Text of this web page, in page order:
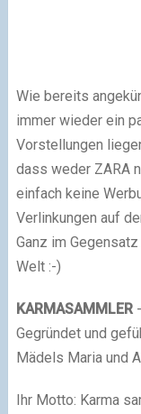
Wie bereits
immer wieder ein
Vorstellungen
dass weder ZARA
einfach keine
Verlinkungen auf
Ganz im
Welt :-)
KARMASAMMLER-
Gegründet und
Mädels Maria und
Ihr Motto: Karma